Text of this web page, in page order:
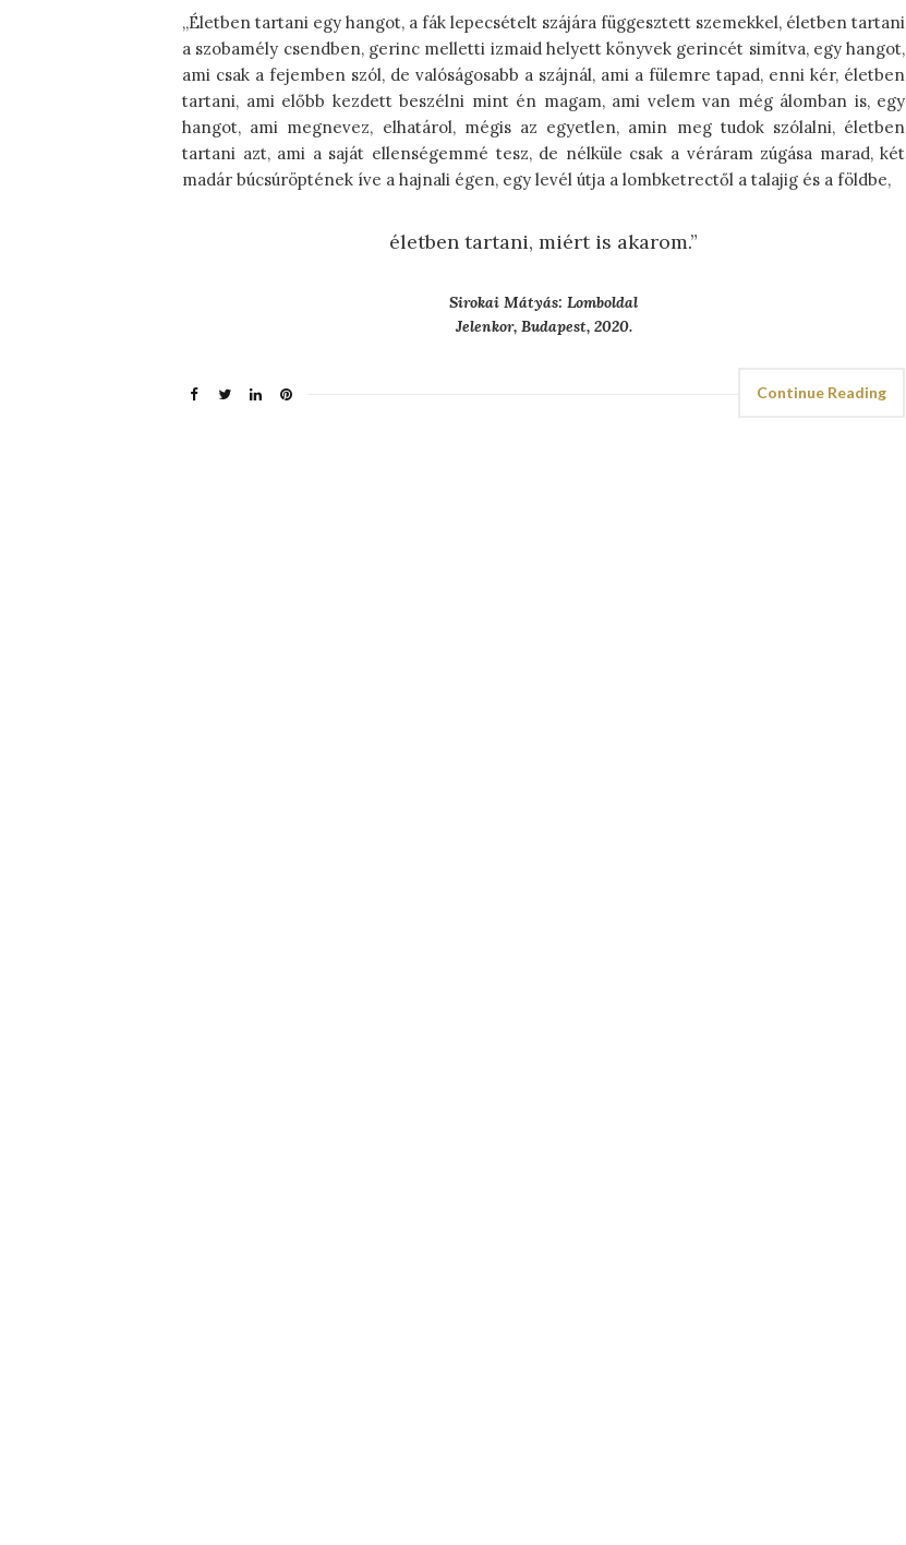
„Életben tartani egy hangot, a fák lepecsételt szájára függesztett szemekkel, életben tartani
a szobamély csendben, gerinc melletti izmaid helyett könyvek gerincét simítva, egy hangot,
ami csak a fejemben szól, de valóságosabb a szájnál, ami a fülemre tapad, enni kér, életben
tartani, ami előbb kezdett beszélni mint én magam, ami velem van még álomban is, egy
hangot, ami megnevez, elhatárol, mégis az egyetlen, amin meg tudok szólalni, életben
tartani azt, ami a saját ellenségemmé tesz, de nélküle csak a véráram zúgása marad, két
madár búcsúröptének íve a hajnali égen, egy levél útja a lombketrectől a talajig és a földbe,
életben tartani, miért is akarom.”
Sirokai Mátyás: Lomboldal
Jelenkor, Budapest, 2020.
Continue Reading